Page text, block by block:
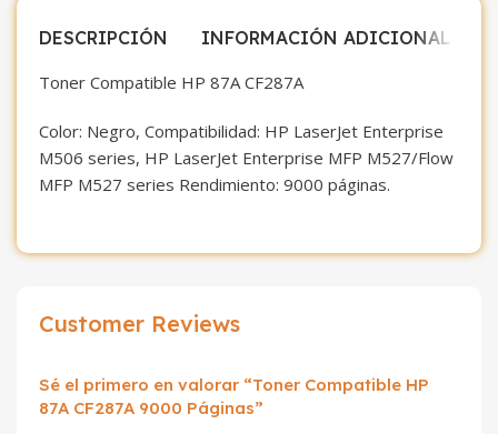
DESCRIPCIÓN INFORMACIÓN ADICIONAL
Toner Compatible HP 87A CF287A
Color: Negro, Compatibilidad: HP LaserJet Enterprise
M506 series, HP LaserJet Enterprise MFP M527/Flow
MFP M527 series Rendimiento: 9000 páginas.
Customer Reviews
Sé el primero en valorar “Toner Compatible HP
87A CF287A 9000 Páginas”